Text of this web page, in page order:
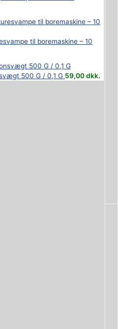
til boremaskine – 10
500 G / 0,1 G 59,00dkk.